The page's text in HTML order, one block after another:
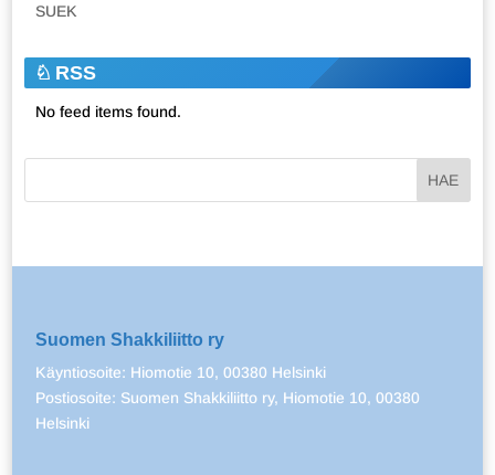
SUEK
RSS
No feed items found.
Suomen Shakkiliitto ry
Käyntiosoite: Hiomotie 10, 00380 Helsinki
Postiosoite: Suomen Shakkiliitto ry, Hiomotie 10, 00380
Helsinki